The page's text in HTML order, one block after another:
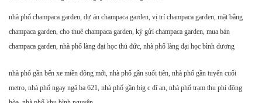
nhà phố champaca garden, dự án champaca garden, vị trí champaca garden, mặt bằng
champaca garden, cho thuê champaca garden, ký gửi champaca garden, mua bán
champaca garden, nhà phố làng đại học thủ đức, nhà phố làng đại học bình dương
nhà phố gần bến xe miền đông mới, nhà phố gần suối tiên, nhà phố gần tuyến cuối
metro, nhà phố ngay ngã ba 621, nhà phố gần big c dĩ an, nhà phố trạm thu phí đông